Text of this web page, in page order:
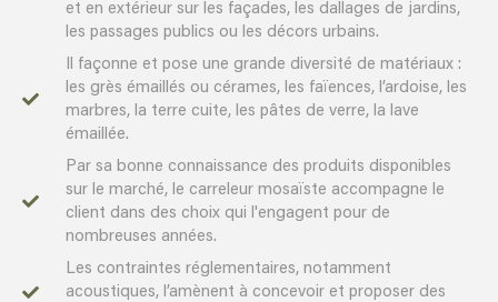
et en extérieur sur les façades, les dallages de jardins,
les passages publics ou les décors urbains.
Il façonne et pose une grande diversité de matériaux :
les grès émaillés ou cérames, les faïences, l’ardoise, les
marbres, la terre cuite, les pâtes de verre, la lave
émaillée.
Par sa bonne connaissance des produits disponibles
sur le marché, le carreleur mosaïste accompagne le
client dans des choix qui l'engagent pour de
nombreuses années.
Les contraintes réglementaires, notamment
acoustiques, l’amènent à concevoir et proposer des